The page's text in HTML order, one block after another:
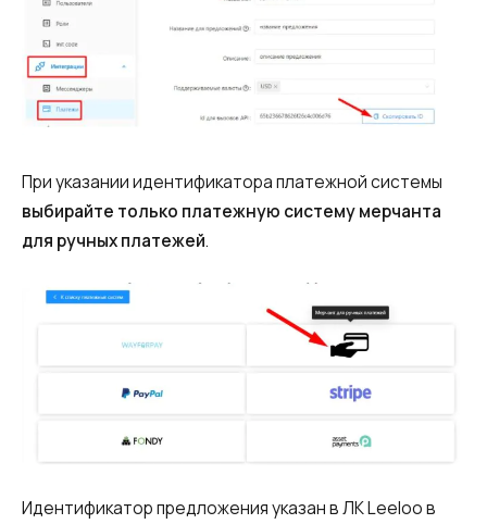
При указании идентификатора платежной системы
выбирайте только платежную систему мерчанта
для ручных платежей.
Идентификатор предложения указан в ЛК Leeloo в